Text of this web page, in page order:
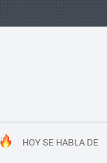
HOY SE HABLA DE